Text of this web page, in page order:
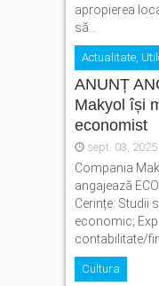
apropierea
să...
Actualitate,
ANUNȚ
Makyol își
economist
sept. 03, 2025
Compania
angajează
Cerințe: Studii
economic;
contabilitate/
Cultura